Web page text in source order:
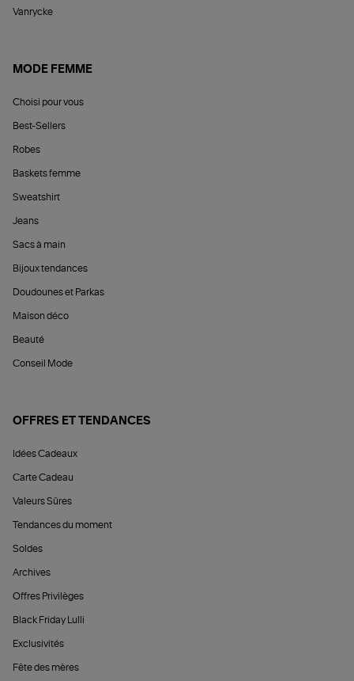
Vanrycke
MODE FEMME
Choisi pour vous
Best-Sellers
Robes
Baskets femme
Sweatshirt
Jeans
Sacs à main
Bijoux tendances
Doudounes et Parkas
Maison déco
Beauté
Conseil Mode
OFFRES ET TENDANCES
Idées Cadeaux
Carte Cadeau
Valeurs Sûres
Tendances du moment
Soldes
Archives
Offres Privilèges
Black Friday Lulli
Exclusivités
Fête des mères